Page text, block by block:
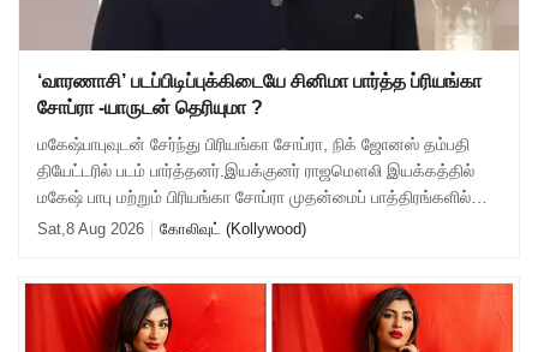
‘வாரணாசி’ படப்பிடிப்புக்கிடையே சினிமா பார்த்த ப்ரியங்கா
சோப்ரா -யாருடன் தெரியுமா ?
மகேஷ்பாபுவுடன் சேர்ந்து பிரியங்கா சோப்ரா, நிக் ஜோனஸ் தம்பதி
தியேட்டரில் படம் பார்த்தனர்.இயக்குனர் ராஜமௌலி இயக்கத்தில்
மகேஷ் பாபு மற்றும் பிரியங்கா சோப்ரா முதன்மைப் பாத்திரங்களில்
நடிக்கும் ‘வாரணாசி’
Sat,8 Aug 2026 கோலிவுட் (Kollywood)